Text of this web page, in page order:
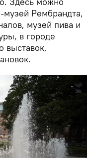
музей Рембрандта,
музей пива и
в городе
выставок,